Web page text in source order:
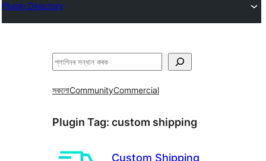
Plugin Directory
সন্ধান
সকলোCommunityCommercial
Plugin Tag: custom shipping
Custom Shipping